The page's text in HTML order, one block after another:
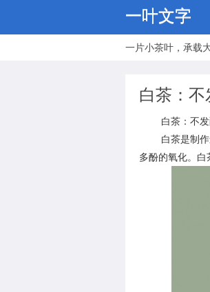
一叶文字
一片小茶叶，承载
白茶：
白茶：不发
白茶是制作最
多酚的氧化。白